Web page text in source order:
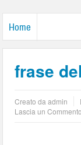
Home
frase
Creato daadmin
Lascia un Commento